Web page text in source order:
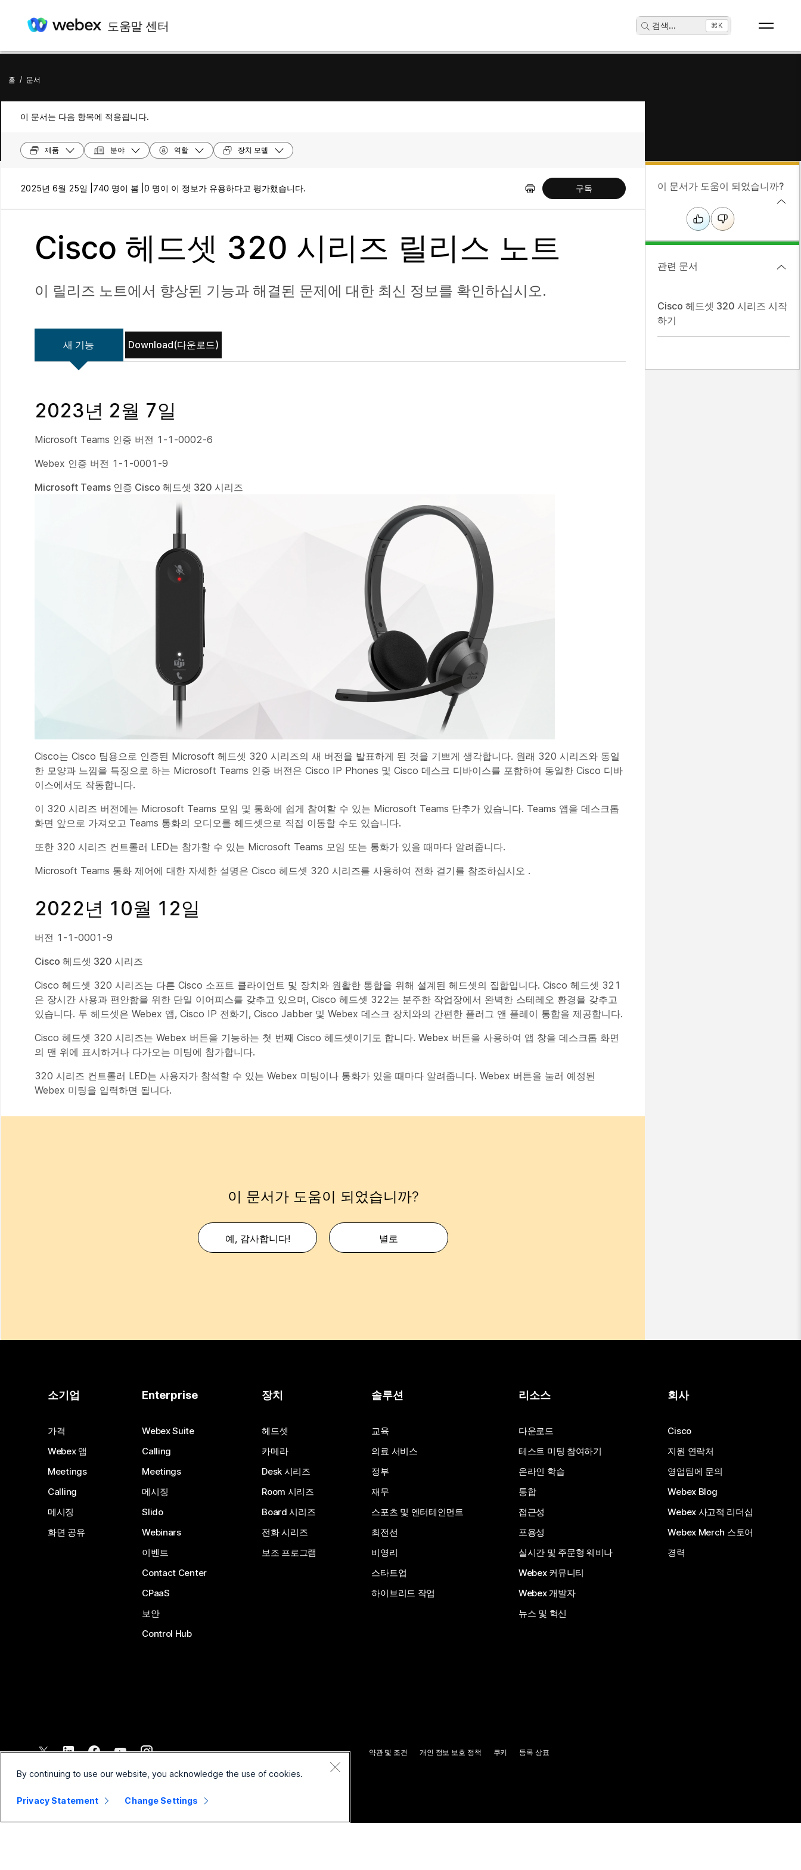
도움말 센터 검색... ⌘K
홈 / 문서
이 문서는 다음 항목에 적용됩니다.
제품 분야 역할 장치 모델
2025년 6월 25일 | 740 명이 봄 | 0 명이 이 정보가 유용하다고 평가했습니다. 구독
Cisco 헤드셋 320 시리즈 릴리스 노트
이 릴리즈 노트에서 향상된 기능과 해결된 문제에 대한 최신 정보를 확인하십시오.
새 기능 Download(다운로드)
2023년 2월 7일
Microsoft Teams 인증 버전 1-1-0002-6
Webex 인증 버전 1-1-0001-9
Microsoft Teams 인증 Cisco 헤드셋 320 시리즈
Cisco는 Cisco 팀용으로 인증된 Microsoft 헤드셋 320 시리즈의 새 버전을 발표하게 된 것을 기쁘게 생각합니다. 원래 320 시리즈와 동일
한 모양과 느낌을 특징으로 하는 Microsoft Teams 인증 버전은 Cisco IP Phones 및 Cisco 데스크 디바이스를 포함하여 동일한 Cisco 디바
이스에서도 작동합니다.
이 320 시리즈 버전에는 Microsoft Teams 모임 및 통화에 쉽게 참여할 수 있는 Microsoft Teams 단추가 있습니다. Teams 앱을 데스크톱
화면 앞으로 가져오고 Teams 통화의 오디오를 헤드셋으로 직접 이동할 수도 있습니다.
또한 320 시리즈 컨트롤러 LED는 참가할 수 있는 Microsoft Teams 모임 또는 통화가 있을 때마다 알려줍니다.
Microsoft Teams 통화 제어에 대한 자세한 설명은 Cisco 헤드셋 320 시리즈를 사용하여 전화 걸기를 참조하십시오 .
2022년 10월 12일
버전 1-1-0001-9
Cisco 헤드셋 320 시리즈
Cisco 헤드셋 320 시리즈는 다른 Cisco 소프트 클라이언트 및 장치와 원활한 통합을 위해 설계된 헤드셋의 집합입니다. Cisco 헤드셋 321
은 장시간 사용과 편안함을 위한 단일 이어피스를 갖추고 있으며, Cisco 헤드셋 322는 분주한 작업장에서 완벽한 스테레오 환경을 갖추고
있습니다. 두 헤드셋은 Webex 앱, Cisco IP 전화기, Cisco Jabber 및 Webex 데스크 장치와의 간편한 플러그 앤 플레이 통합을 제공합니다.
Cisco 헤드셋 320 시리즈는 Webex 버튼을 기능하는 첫 번째 Cisco 헤드셋이기도 합니다. Webex 버튼을 사용하여 앱 창을 데스크톱 화면
의 맨 위에 표시하거나 다가오는 미팅에 참가합니다.
320 시리즈 컨트롤러 LED는 사용자가 참석할 수 있는 Webex 미팅이나 통화가 있을 때마다 알려줍니다. Webex 버튼을 눌러 예정된
Webex 미팅을 입력하면 됩니다.
이 문서가 도움이 되었습니까?
예, 감사합니다! 별로
이 문서가 도움이 되었습니까?
관련 문서
Cisco 헤드셋 320 시리즈 시작
하기
소기업
가격
Webex 앱
Meetings
Calling
메시징
화면 공유
Enterprise
Webex Suite
Calling
Meetings
메시징
Slido
Webinars
이벤트
Contact Center
CPaaS
보안
Control Hub
장치
헤드셋
카메라
Desk 시리즈
Room 시리즈
Board 시리즈
전화 시리즈
보조 프로그램
솔루션
교육
의료 서비스
정부
재무
스포츠 및 엔터테인먼트
최전선
비영리
스타트업
하이브리드 작업
리소스
다운로드
테스트 미팅 참여하기
온라인 학습
통합
접근성
포용성
실시간 및 주문형 웨비나
Webex 커뮤니티
Webex 개발자
뉴스 및 혁신
회사
Cisco
지원 연락처
영업팀에 문의
Webex Blog
Webex 사고적 리더십
Webex Merch 스토어
경력
2026 Cisco 및/또는 관련 제휴. All rights reserved.
약관 및 조건 개인 정보 보호 정책 쿠키 등록 상표
By continuing to use our website, you acknowledge the use of cookies.
Privacy Statement Change Settings